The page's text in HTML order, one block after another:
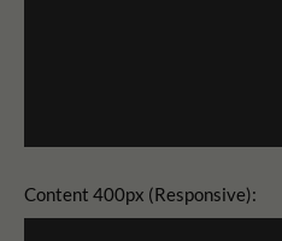
Content 400px (Responsive):